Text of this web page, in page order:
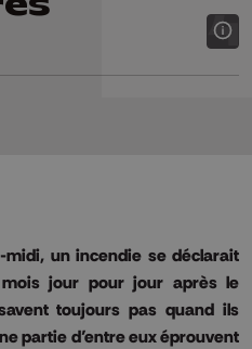
Whatsapp
midi, un incendie se déclarait
jour pour jour après le
toujours pas quand ils
partie d’entre eux éprouvent